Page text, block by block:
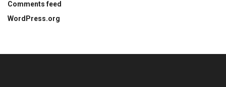
Comments feed
WordPress.org